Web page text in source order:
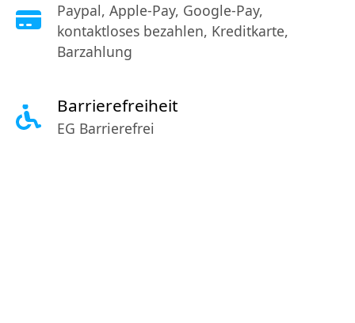
Paypal, Apple-Pay, Google-Pay,
kontaktloses bezahlen, Kreditkarte,
Barzahlung
Barrierefreiheit
EG Barrierefrei